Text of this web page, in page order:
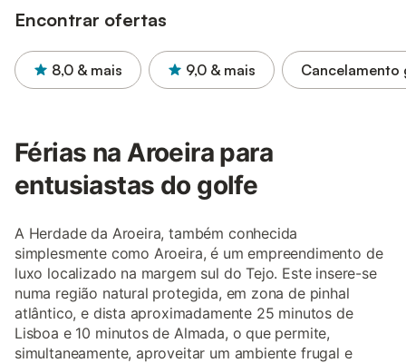
Encontrar ofertas
8,0 & mais 9,0 & mais Cancelamento
Férias na Aroeira para
entusiastas do golfe
A Herdade da Aroeira, também conhecida
simplesmente como Aroeira, é um empreendimento de
luxo localizado na margem sul do Tejo. Este insere-se
numa região natural protegida, em zona de pinhal
atlântico, e dista aproximadamente 25 minutos de
Lisboa e 10 minutos de Almada, o que permite,
simultaneamente, aproveitar um ambiente frugal e